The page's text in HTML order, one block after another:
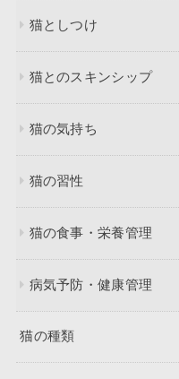
猫としつけ
猫とのスキンシップ
猫の気持ち
猫の習性
猫の食事・栄養管理
病気予防・健康管理
猫の種類